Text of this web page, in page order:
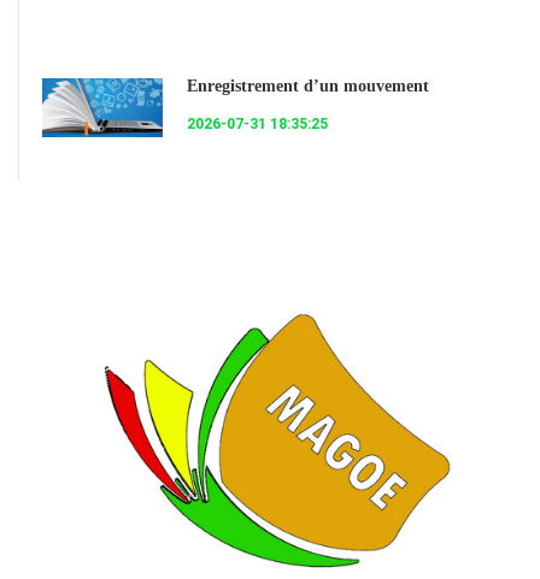
Enregistrement d’un mouvement
2026-07-31 18:35:25